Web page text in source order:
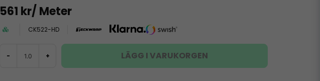
561 kr/ Meter
CK522-HD
- + LÄGG I VARUKORGEN